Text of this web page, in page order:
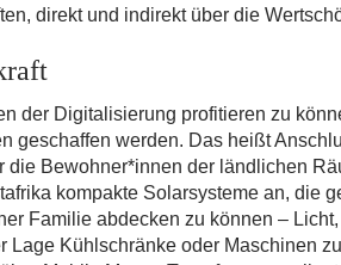
direkt und indirekt über die
der Digitalisierung profitieren zu
geschaffen werden. Das heißt
die Bewohner*innen der ländlichen
kompakte Solarsysteme an, die
Familie abdecken zu können –
Lage Kühlschränke oder Maschinen